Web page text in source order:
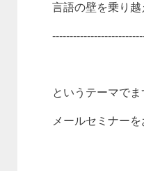
言語の壁を乗り越
というテーマでま
メールセミナーを